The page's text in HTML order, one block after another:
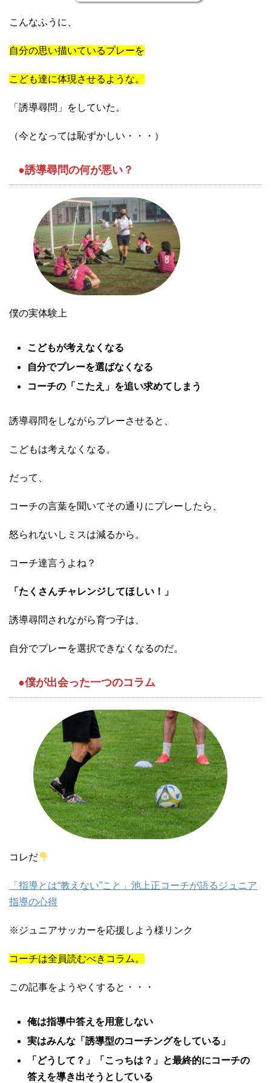
こんなふうに、
自分の思い描いているプレーを
こども達に体現させるような。
「誘導尋問」をしていた。
（今となっては恥ずかしい・・・）
●誘導尋問の何が悪い？
僕の実体験上
こどもが考えなくなる
自分でプレーを選ばなくなる
コーチの「こたえ」を追い求めてしまう
誘導尋問をしながらプレーさせると、
こどもは考えなくなる。
だって、
コーチの言葉を聞いてその通りにプレーしたら、
怒られないしミスは減るから。
コーチ達言うよね？
「たくさんチャレンジしてほしい！」
誘導尋問されながら育つ子は、
自分でプレーを選択できなくなるのだ。
●僕が出会った一つのコラム
コレだ
「指導とは“教えない”こと」池上正コーチが語るジュニア
指導の心得
※ジュニアサッカーを応援しよう様リンク
コーチは全員読むべきコラム。
この記事をようやくすると・・・
俺は指導中答えを用意しない
実はみんな「誘導型のコーチングをしている」
「どうして？」「こっちは？」と最終的にコーチの
答えを導き出そうとしている